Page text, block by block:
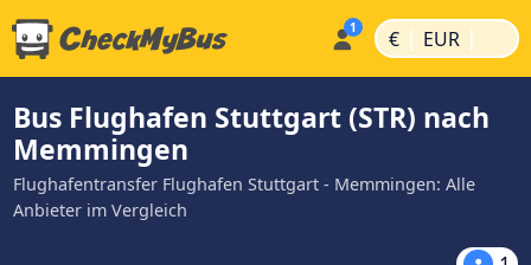
€ | EUR |
Bus Flughafen Stuttgart (STR) nach
Memmingen
Flughafentransfer Flughafen Stuttgart - Memmingen: Alle
Anbieter im Vergleich